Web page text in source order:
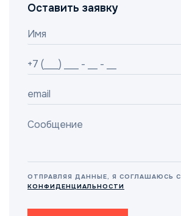
Оставить заявку
ОТПРАВЛЯЯ ДАННЫЕ, Я СОГЛАШАЮСЬ С
КОНФИДЕНЦИАЛЬНОСТИ